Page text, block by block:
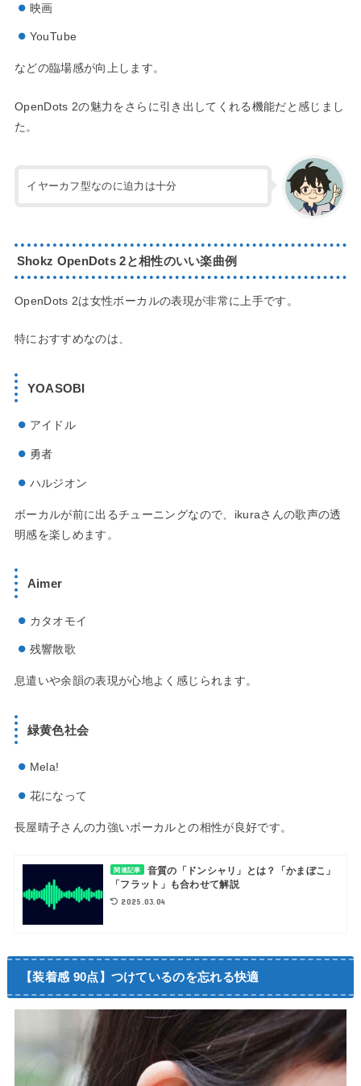
映画
YouTube
などの臨場感が向上します。
OpenDots 2の魅力をさらに引き出してくれる機能だと感じまし
た。
イヤーカフ型なのに迫力は十分
Shokz OpenDots 2と相性のいい楽曲例
OpenDots 2は女性ボーカルの表現が非常に上手です。
特におすすめなのは、
YOASOBI
アイドル
勇者
ハルジオン
ボーカルが前に出るチューニングなので、ikuraさんの歌声の透
明感を楽しめます。
Aimer
カタオモイ
残響散歌
息遣いや余韻の表現が心地よく感じられます。
緑黄色社会
Mela!
花になって
長屋晴子さんの力強いボーカルとの相性が良好です。
関連記事
音質の「ドンシャリ」とは？「かまぼこ」
「フラット」も合わせて解説
2025.03.04
【装着感 90点】つけているのを忘れる快適